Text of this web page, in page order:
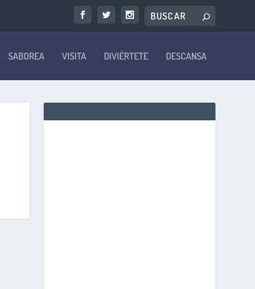
SABOREA VISITA DIVIÉRTETE DESCANSA